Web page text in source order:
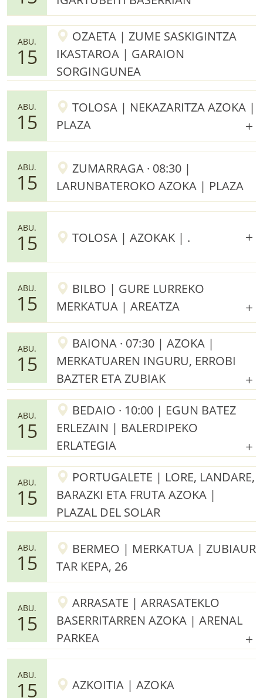
ABU.
15
OZAETA | ZUME SASKIGINTZA
IKASTAROA | GARAION
SORGINGUNEA
ABU.
15
TOLOSA | NEKAZARITZA AZOKA |
PLAZA
ABU.
15
ZUMARRAGA · 08:30 |
LARUNBATEROKO AZOKA | PLAZA
ABU.
15 TOLOSA | AZOKAK | .
ABU.
15
BILBO | GURE LURREKO
MERKATUA | AREATZA
ABU.
15
BAIONA · 07:30 | AZOKA |
MERKATUAREN INGURU, ERROBI
BAZTER ETA ZUBIAK
ABU.
15
BEDAIO · 10:00 | EGUN BATEZ
ERLEZAIN | BALERDIPEKO
ERLATEGIA
ABU.
15
PORTUGALETE | LORE, LANDARE,
BARAZKI ETA FRUTA AZOKA |
PLAZAL DEL SOLAR
ABU.
15
BERMEO | MERKATUA | ZUBIAUR
TAR KEPA, 26
ABU.
15
ARRASATE | ARRASATEKLO
BASERRITARREN AZOKA | ARENAL
PARKEA
ABU.
15 AZKOITIA | AZOKA